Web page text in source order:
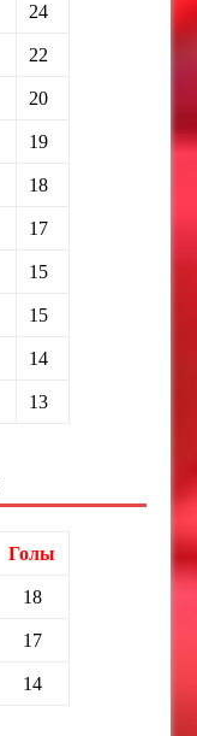
24
22
20
19
18
17
15
15
14
13
Голы
18
17
14